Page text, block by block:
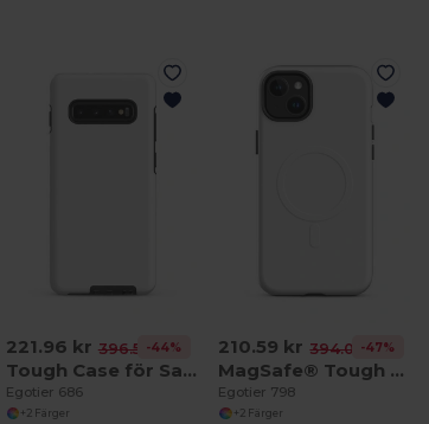
221.96 kr 396.53 kr
-44%
Tough Case för Samsung®
Egotier 686
+2 Färger
210.59 kr 394.08 kr
-47%
MagSafe® Tough Case för iPhone®
Egotier 798
+2 Färger